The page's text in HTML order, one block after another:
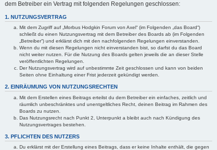
dem Betreiber ein Vertrag mit folgenden Regelungen geschlossen:
1. NUTZUNGSVERTRAG
Mit dem Zugriff auf „Morbus Hodgkin Forum von Axel“ (im Folgenden „das Board“)
schließt du einen Nutzungsvertrag mit dem Betreiber des Boards ab (im Folgenden
„Betreiber“) und erklärst dich mit den nachfolgenden Regelungen einverstanden.
Wenn du mit diesen Regelungen nicht einverstanden bist, so darfst du das Board
nicht weiter nutzen. Für die Nutzung des Boards gelten jeweils die an dieser Stelle
veröffentlichten Regelungen.
Der Nutzungsvertrag wird auf unbestimmte Zeit geschlossen und kann von beiden
Seiten ohne Einhaltung einer Frist jederzeit gekündigt werden.
2. EINRÄUMUNG VON NUTZUNGSRECHTEN
Mit dem Erstellen eines Beitrags erteilst du dem Betreiber ein einfaches, zeitlich und
räumlich unbeschränktes und unentgeltliches Recht, deinen Beitrag im Rahmen des
Boards zu nutzen.
Das Nutzungsrecht nach Punkt 2, Unterpunkt a bleibt auch nach Kündigung des
Nutzungsvertrages bestehen.
3. PFLICHTEN DES NUTZERS
Du erklärst mit der Erstellung eines Beitrags, dass er keine Inhalte enthält, die gegen